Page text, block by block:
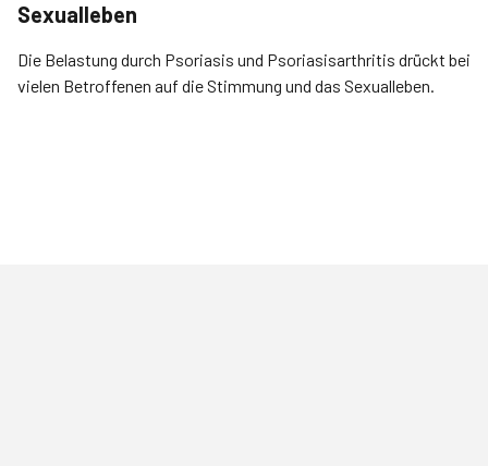
Sexualleben
Die Belastung durch Psoriasis und Psoriasisarthritis drückt bei
vielen Betroffenen auf die Stimmung und das Sexualleben.